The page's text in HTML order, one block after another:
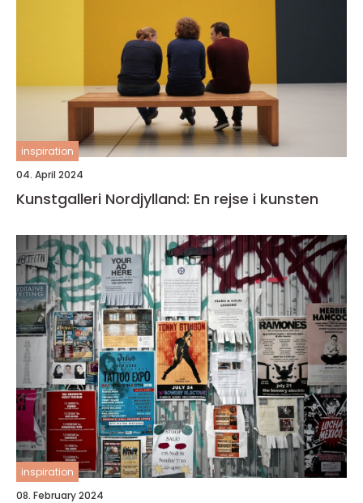
inspiration
04. April 2024
Kunstgalleri Nordjylland: En rejse i kunsten
inspiration
08. February 2024